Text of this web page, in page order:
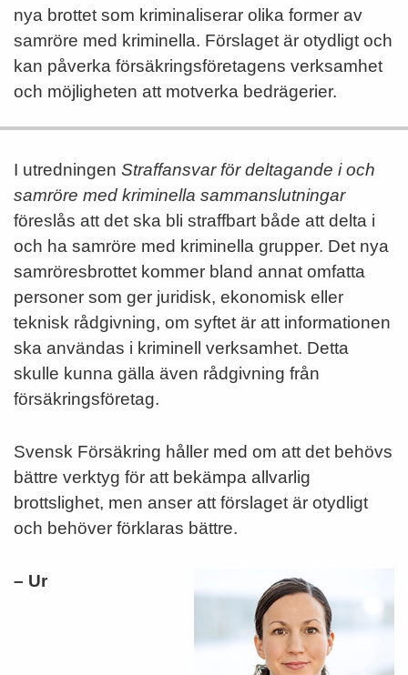
nya brottet som kriminaliserar olika former av
samröre med kriminella. Förslaget är otydligt och
kan påverka försäkringsföretagens verksamhet
och möjligheten att motverka bedrägerier.
I utredningen Straffansvar för deltagande i och
samröre med kriminella sammanslutningar
föreslås att det ska bli straffbart både att delta i
och ha samröre med kriminella grupper. Det nya
samröresbrottet kommer bland annat omfatta
personer som ger juridisk, ekonomisk eller
teknisk rådgivning, om syftet är att informationen
ska användas i kriminell verksamhet. Detta
skulle kunna gälla även rådgivning från
försäkringsföretag.
Svensk Försäkring håller med om att det behövs
bättre verktyg för att bekämpa allvarlig
brottslighet, men anser att förslaget är otydligt
och behöver förklaras bättre.
– Ur